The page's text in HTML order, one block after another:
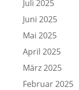
Juli 2025
Juni 2025
Mai 2025
April 2025
März 2025
Februar 2025